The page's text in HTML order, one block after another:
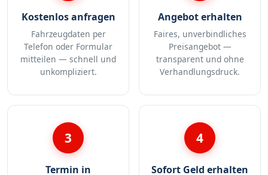
Kostenlos anfragen
Fahrzeugdaten per
Telefon oder Formular
mitteilen — schnell und
unkompliziert.
Angebot erhalten
Faires, unverbindliches
Preisangebot —
transparent und ohne
Verhandlungsdruck.
3
Termin in
4
Sofort Geld erhalten